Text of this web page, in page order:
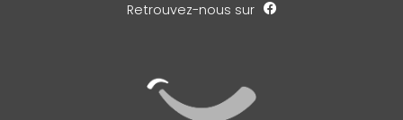
Retrouvez-nous sur